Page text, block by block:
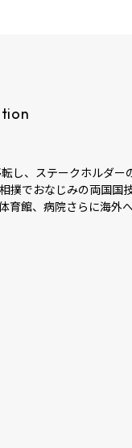
し、ステークホルダー
撲でおなじみの両国国
育館、病院さらに海外